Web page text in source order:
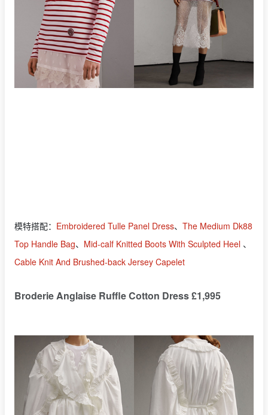
模特搭配： Embroidered Tulle Panel Dress、 The Medium Dk88
Top Handle Bag、 Mid-calf Knitted Boots With Sculpted Heel 、
Cable Knit And Brushed-back Jersey Capelet
Broderie Anglaise Ruffle Cotton Dress £1,995